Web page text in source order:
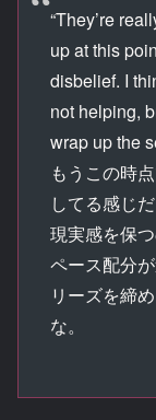
“They’re
up at this
disbelief. I
not helping,
wrap up the
もうこの時
してる感じだ
現実感を保
ペース配分
リーズを締
な。